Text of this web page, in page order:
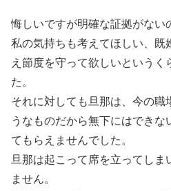
悔しいですが明確な証拠がない
私の気持ちも考えてほしい、既
え節度を守って欲しいというく
た。
それに対しても旦那は、今の職
うなものだから無下にはできな
てもらえませんでした。
旦那は起こって席を立ってしま
ません。